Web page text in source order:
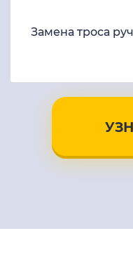
Замена троса